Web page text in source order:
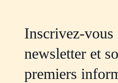
Inscrivez-vous
newsletter et
premiers